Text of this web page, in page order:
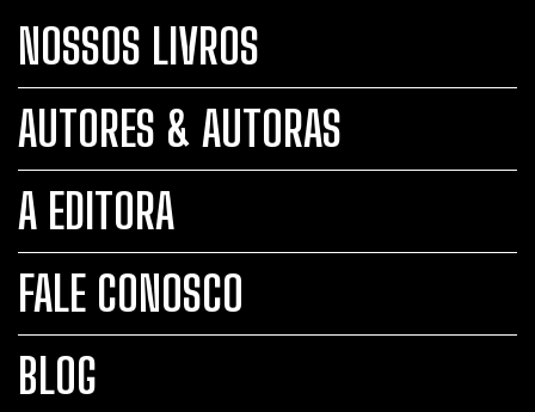
NOSSOS LIVROS
AUTORES & AUTORAS
A EDITORA
FALE CONOSCO
BLOG